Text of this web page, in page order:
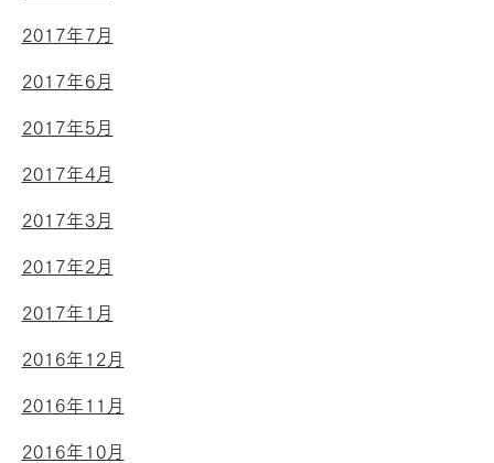
2017年7月
2017年6月
2017年5月
2017年4月
2017年3月
2017年2月
2017年1月
2016年12月
2016年11月
2016年10月